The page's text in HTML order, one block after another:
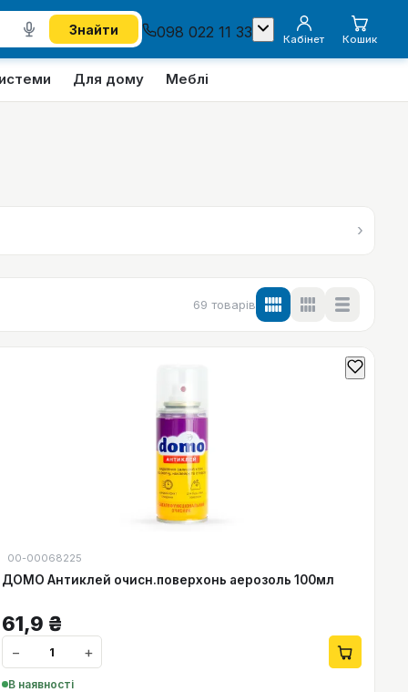
Знайти 098 022 11 33 Кабінет Кошик
Для дому Меблі
›
69 товарів
00-00068225
ДОМО Антиклей очисн.поверхонь аерозоль 100мл
61,9 ₴
− +
В наявності